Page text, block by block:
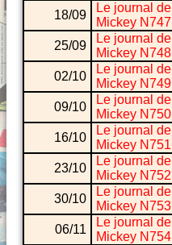
18/09
Le journal de
Mickey N747
25/09
Le journal de
Mickey N748
02/10
Le journal de
Mickey N749
09/10
Le journal de
Mickey N750
16/10
Le journal de
Mickey N751
23/10
Le journal de
Mickey N752
30/10
Le journal de
Mickey N753
06/11
Le journal de
Mickey N754